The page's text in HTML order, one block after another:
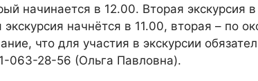
начинается в 12.00. Вторая экскурсия
начнётся в 11.00, вторая – по
что для участия в экскурсии
063-28-56 (Ольга Павловна).